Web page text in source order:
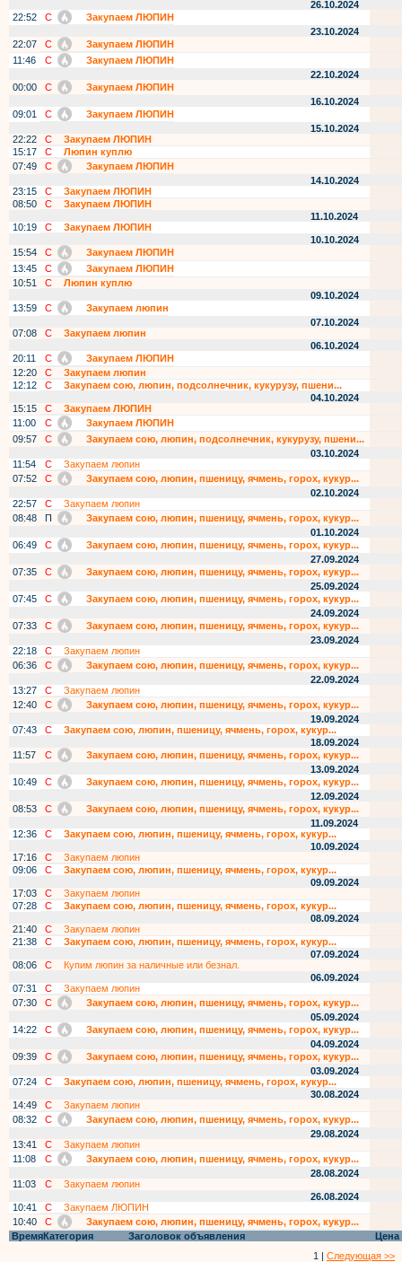
26.10.2024
22:52
С
Закупаем ЛЮПИН
23.10.2024
22:07
С
Закупаем ЛЮПИН
11:46
С
Закупаем ЛЮПИН
22.10.2024
00:00
С
Закупаем ЛЮПИН
16.10.2024
09:01
С
Закупаем ЛЮПИН
15.10.2024
22:22
С
Закупаем ЛЮПИН
15:17
С
Люпин куплю
07:49
С
Закупаем ЛЮПИН
14.10.2024
23:15
С
Закупаем ЛЮПИН
08:50
С
Закупаем ЛЮПИН
11.10.2024
10:19
С
Закупаем ЛЮПИН
10.10.2024
15:54
С
Закупаем ЛЮПИН
13:45
С
Закупаем ЛЮПИН
10:51
С
Люпин куплю
09.10.2024
13:59
С
Закупаем люпин
07.10.2024
07:08
С
Закупаем люпин
06.10.2024
20:11
С
Закупаем ЛЮПИН
12:20
С
Закупаем люпин
12:12
С
Закупаем сою, люпин, подсолнечник, кукурузу, пшени...
04.10.2024
15:15
С
Закупаем ЛЮПИН
11:00
С
Закупаем ЛЮПИН
09:57
С
Закупаем сою, люпин, подсолнечник, кукурузу, пшени...
03.10.2024
11:54
С
Закупаем люпин
07:52
С
Закупаем сою, люпин, пшеницу, ячмень, горох, кукур...
02.10.2024
22:57
С
Закупаем люпин
08:48
П
Закупаем сою, люпин, пшеницу, ячмень, горох, кукур...
01.10.2024
06:49
С
Закупаем сою, люпин, пшеницу, ячмень, горох, кукур...
27.09.2024
07:35
С
Закупаем сою, люпин, пшеницу, ячмень, горох, кукур...
25.09.2024
07:45
С
Закупаем сою, люпин, пшеницу, ячмень, горох, кукур...
24.09.2024
07:33
С
Закупаем сою, люпин, пшеницу, ячмень, горох, кукур...
23.09.2024
22:18
С
Закупаем люпин
06:36
С
Закупаем сою, люпин, пшеницу, ячмень, горох, кукур...
22.09.2024
13:27
С
Закупаем люпин
12:40
С
Закупаем сою, люпин, пшеницу, ячмень, горох, кукур...
19.09.2024
07:43
С
Закупаем сою, люпин, пшеницу, ячмень, горох, кукур...
18.09.2024
11:57
С
Закупаем сою, люпин, пшеницу, ячмень, горох, кукур...
13.09.2024
10:49
С
Закупаем сою, люпин, пшеницу, ячмень, горох, кукур...
12.09.2024
08:53
С
Закупаем сою, люпин, пшеницу, ячмень, горох, кукур...
11.09.2024
12:36
С
Закупаем сою, люпин, пшеницу, ячмень, горох, кукур...
10.09.2024
17:16
С
Закупаем люпин
09:06
С
Закупаем сою, люпин, пшеницу, ячмень, горох, кукур...
09.09.2024
17:03
С
Закупаем люпин
07:28
С
Закупаем сою, люпин, пшеницу, ячмень, горох, кукур...
08.09.2024
21:40
С
Закупаем люпин
21:38
С
Закупаем сою, люпин, пшеницу, ячмень, горох, кукур...
07.09.2024
08:06
С
Купим люпин за наличные или безнал.
06.09.2024
07:31
С
Закупаем люпин
07:30
С
Закупаем сою, люпин, пшеницу, ячмень, горох, кукур...
05.09.2024
14:22
С
Закупаем сою, люпин, пшеницу, ячмень, горох, кукур...
04.09.2024
09:39
С
Закупаем сою, люпин, пшеницу, ячмень, горох, кукур...
03.09.2024
07:24
С
Закупаем сою, люпин, пшеницу, ячмень, горох, кукур...
30.08.2024
14:49
С
Закупаем люпин
08:32
С
Закупаем сою, люпин, пшеницу, ячмень, горох, кукур...
29.08.2024
13:41
С
Закупаем люпин
11:08
С
Закупаем сою, люпин, пшеницу, ячмень, горох, кукур...
28.08.2024
11:03
С
Закупаем люпин
26.08.2024
10:41
С
Закупаем ЛЮПИН
10:40
С
Закупаем сою, люпин, пшеницу, ячмень, горох, кукур...
ВремяКатегория Заголовок объявления
Цена
1 | Следующая >>